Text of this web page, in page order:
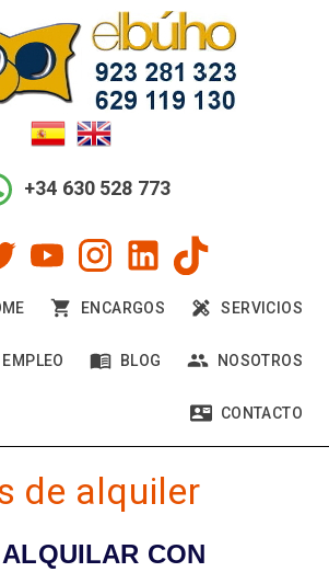
+34 630 528 773
ENCARGOS SERVICIOS
EMPLEO BLOG NOSOTROS
CONTACTO
de alquiler
CON